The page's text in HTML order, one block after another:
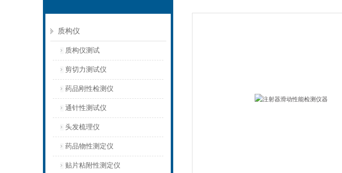
质构仪
质构仪测试
剪切力测试仪
药品刚性检测仪
通针性测试仪
头发梳理仪
药品物性测定仪
贴片粘附性测定仪